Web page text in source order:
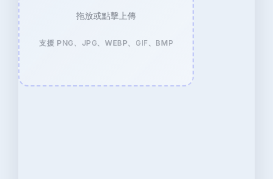
拖放或點擊上傳
支援 PNG、JPG、WEBP、GIF、BMP